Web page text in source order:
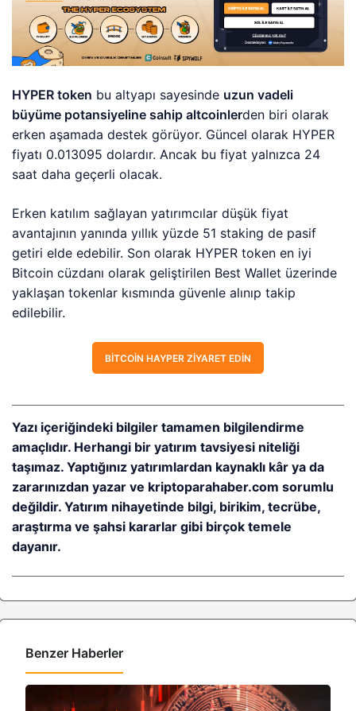
HYPER token bu altyapı sayesinde uzun vadeli
büyüme potansiyeline sahip altcoinlerden biri olarak
erken aşamada destek görüyor. Güncel olarak HYPER
fiyatı 0.013095 dolardır. Ancak bu fiyat yalnızca 24
saat daha geçerli olacak.
Erken katılım sağlayan yatırımcılar düşük fiyat
avantajının yanında yıllık yüzde 51 staking de pasif
getiri elde edebilir. Son olarak HYPER token en iyi
Bitcoin cüzdanı olarak geliştirilen Best Wallet üzerinde
yaklaşan tokenlar kısmında güvenle alınıp takip
edilebilir.
BITCOIN HAYPER ZIYARET EDIN
Yazı içeriğindeki bilgiler tamamen bilgilendirme
amaçlıdır. Herhangi bir yatırım tavsiyesi niteliği
taşımaz. Yaptığınız yatırımlardan kaynaklı kâr ya da
zararınızdan yazar ve kriptoparahaber.com sorumlu
değildir. Yatırım nihayetinde bilgi, birikim, tecrübe,
araştırma ve şahsi kararlar gibi birçok temele
dayanır.
Benzer Haberler